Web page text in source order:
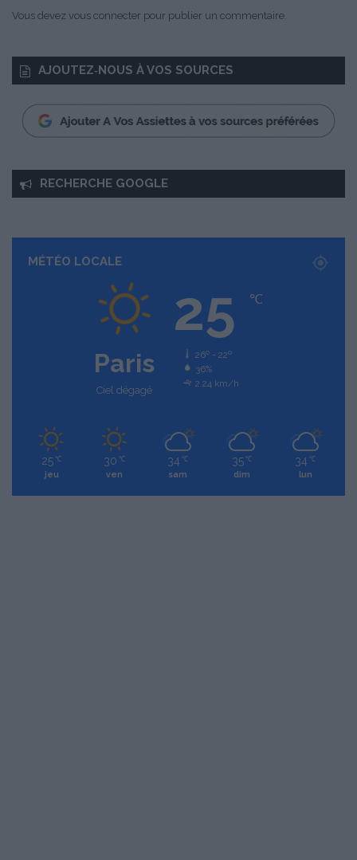
n
è
Vous devez vous connecter pour publier un commentaire.
AJOUTEZ‑NOUS À VOS SOURCES
RECHERCHE GOOGLE
MÉTÉO LOCALE
Paris
Ciel dégagé
25 ℃
26º - 22º
36%
2.24 km/h
25 ℃
jeu
30 ℃
ven
34 ℃
sam
35 ℃
dim
34 ℃
lun